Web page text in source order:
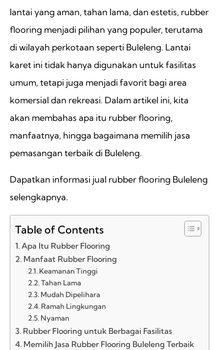
lantai yang aman, tahan lama, dan estetis, rubber
flooring menjadi pilihan yang populer, terutama
di wilayah perkotaan seperti Buleleng. Lantai
karet ini tidak hanya digunakan untuk fasilitas
umum, tetapi juga menjadi favorit bagi area
komersial dan rekreasi. Dalam artikel ini, kita
akan membahas apa itu rubber flooring,
manfaatnya, hingga bagaimana memilih jasa
pemasangan terbaik di Buleleng.
Dapatkan informasi jual rubber flooring Buleleng
selengkapnya.
Table of Contents
Apa Itu Rubber Flooring
Manfaat Rubber Flooring
Keamanan Tinggi
Tahan Lama
Mudah Dipelihara
Ramah Lingkungan
Nyaman
Rubber Flooring untuk Berbagai Fasilitas
Memilih Jasa Rubber Flooring Buleleng Terbaik